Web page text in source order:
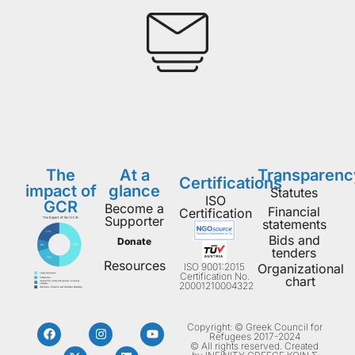
The
impact of
GCR
At a
glance
Become a
Supporter
Donate
Resources
Certifications
ISO
Certification
ISO 9001:2015
Certification No.
20001210004322
Statutes
Financial
statements
Bids and
tenders
Organizational
chart
Copyright: © Greek Council for
Refugees 2017-2024
© All rights reserved. Created